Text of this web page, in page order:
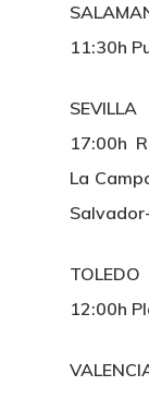
11:30h
SEVILLA
17:00h
La
TOLEDO
12:00h